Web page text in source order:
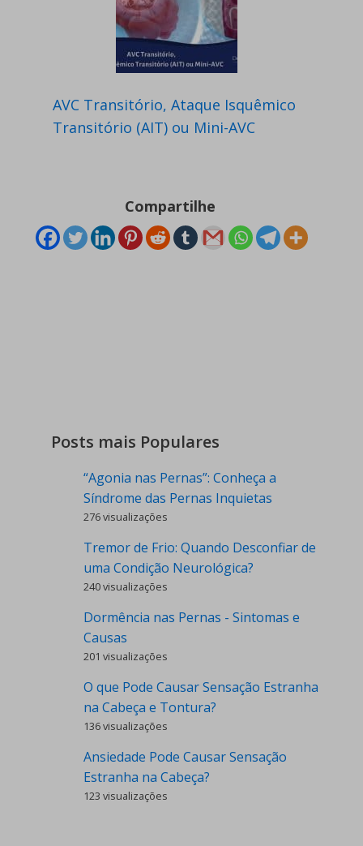
AVC Transitório, Ataque Isquêmico
Transitório (AIT) ou Mini-AVC
Compartilhe
Posts mais Populares
“Agonia nas Pernas”: Conheça a
Síndrome das Pernas Inquietas
276 visualizações
Tremor de Frio: Quando Desconfiar de
uma Condição Neurológica?
240 visualizações
Dormência nas Pernas - Sintomas e
Causas
201 visualizações
O que Pode Causar Sensação Estranha
na Cabeça e Tontura?
136 visualizações
Ansiedade Pode Causar Sensação
Estranha na Cabeça?
123 visualizações